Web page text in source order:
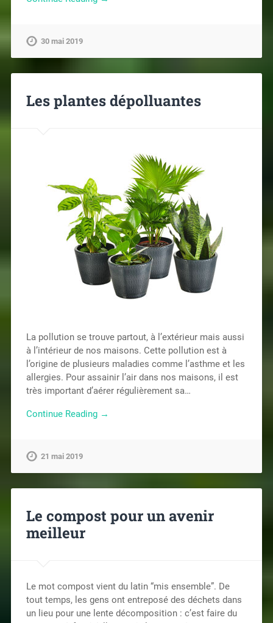
30 mai 2019
Les plantes dépolluantes
La pollution se trouve partout, à l’extérieur mais aussi
à l’intérieur de nos maisons. Cette pollution est à
l’origine de plusieurs maladies comme l’asthme et les
allergies. Pour assainir l’air dans nos maisons, il est
très important d’aérer régulièrement sa…
Continue Reading →
21 mai 2019
Le compost pour un avenir
meilleur
Le mot compost vient du latin “mis ensemble”. De
tout temps, les gens ont entreposé des déchets dans
un lieu pour une lente décomposition : c’est faire du